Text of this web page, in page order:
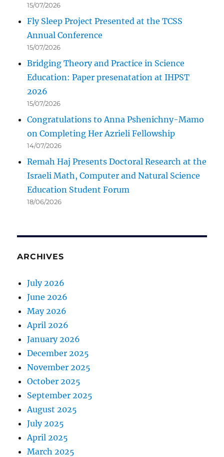
15/07/2026
Fly Sleep Project Presented at the TCSS
Annual Conference
15/07/2026
Bridging Theory and Practice in Science
Education: Paper presenatation at IHPST
2026
15/07/2026
Congratulations to Anna Pshenichny-Mamo
on Completing Her Azrieli Fellowship
14/07/2026
Remah Haj Presents Doctoral Research at the
Israeli Math, Computer and Natural Science
Education Student Forum
18/06/2026
ARCHIVES
July 2026
June 2026
May 2026
April 2026
January 2026
December 2025
November 2025
October 2025
September 2025
August 2025
July 2025
April 2025
March 2025